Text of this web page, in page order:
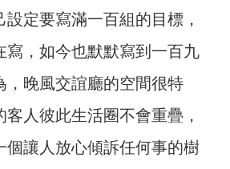
定要寫滿一百組的目標，
寫，如今也默默寫到一百九
，晚風交誼廳的空間很特
客人彼此生活圈不會重疊，
個讓人放心傾訴任何事的樹